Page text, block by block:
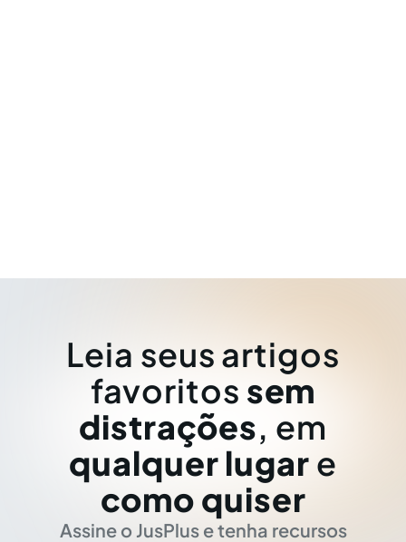
Leia seus artigos
favoritos sem
distrações, em
qualquer lugar e
como quiser
Assine o JusPlus e tenha recursos